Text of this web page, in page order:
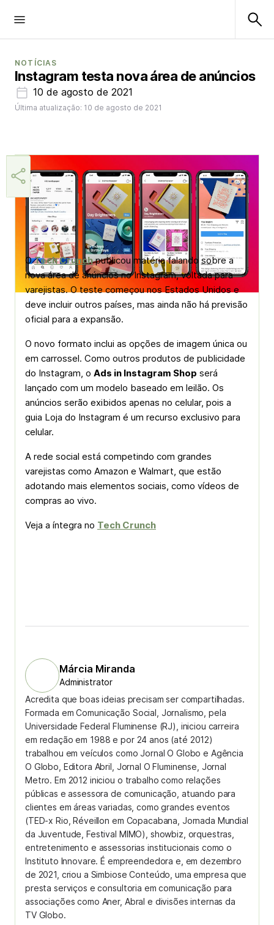
NOTÍCIAS
Instagram testa nova área de anúncios
10 de agosto de 2021
Última atualização: 10 de agosto de 2021
Márcia Miranda
OTech Crunchpublicou matéria falando sobre a
nova área de anúncios no Instagram, voltada para
varejistas. O teste começou nos Estados Unidos e
deve incluir outros países, mas ainda não há previsão
oficial para a expansão.
O novo formato inclui as opções de imagem única ou
em carrossel. Como outros produtos de publicidade
do Instagram, o Ads in Instagram Shop será
lançado com um modelo baseado em leilão. Os
anúncios serão exibidos apenas no celular, pois a
guia Loja do Instagram é um recurso exclusivo para
celular.
A rede social está competindo com grandes
varejistas como Amazon e Walmart, que estão
adotando mais elementos sociais, como vídeos de
compras ao vivo.
Veja a íntegra no Tech Crunch
Márcia Miranda
Administrator
Acredita que boas ideias precisam ser compartilhadas.
Formada em Comunicação Social, Jornalismo, pela
Universidade Federal Fluminense (RJ), iniciou carreira
em redação em 1988 e por 24 anos (até 2012)
trabalhou em veículos como Jornal O Globo e Agência
O Globo, Editora Abril, Jornal O Fluminense, Jornal
Metro. Em 2012 iniciou o trabalho como relações
públicas e assessora de comunicação, atuando para
clientes em áreas variadas, como grandes eventos
(TED-x Rio, Réveillon em Copacabana, Jornada Mundial
da Juventude, Festival MIMO), showbiz, orquestras,
entretenimento e assessorias institucionais como o
Instituto Innovare. É empreendedora e, em dezembro
de 2021, criou a Simbiose Conteúdo, uma empresa que
presta serviços e consultoria em comunicação para
associações como Aner, Abral e divisões internas da
TV Globo.